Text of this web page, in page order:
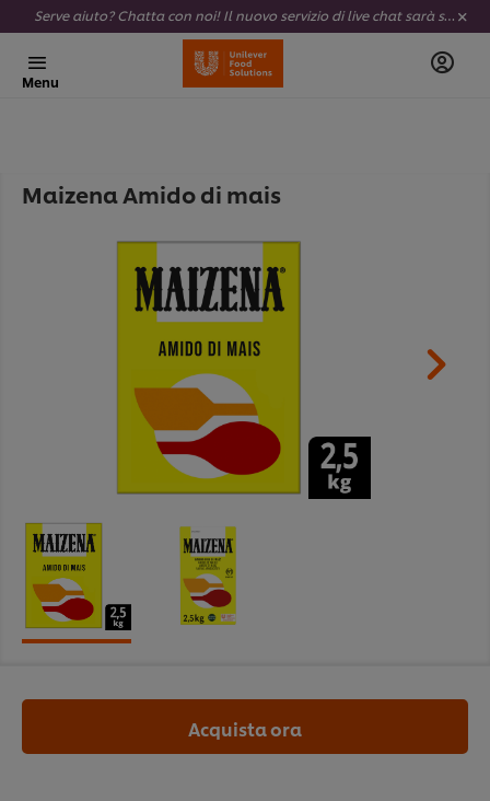
Serve aiuto? Chatta con noi! Il nuovo servizio di live chat sarà sempre attivo e completamente al tuo servizio.
Menu
Maizena Amido di mais
Acquista ora